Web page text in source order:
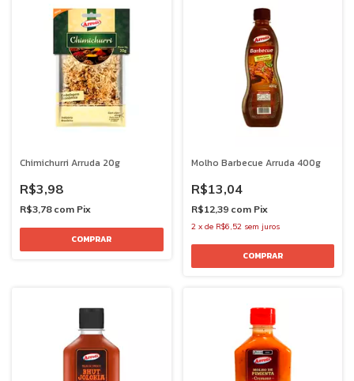
Chimichurri Arruda 20g
R$3,98
R$3,78 com Pix
Molho Barbecue Arruda 400g
R$13,04
R$12,39 com Pix
2 x de R$6,52 sem juros